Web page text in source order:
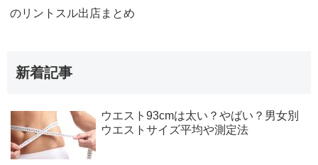
のリントスル出店まとめ
新着記事
ウエスト93cmは太い？やばい？男女別
ウエストサイズ平均や測定法